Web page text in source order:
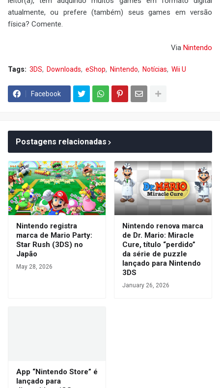
atualmente, ou prefere (também) seus games em versão
física? Comente.
Via Nintendo
Tags: 3DS Downloads eShop Nintendo Notícias Wii U
Facebook
Postagens relacionadas
Nintendo registra
marca de Mario Party:
Star Rush (3DS) no
Japão
May 28, 2026
Nintendo renova marca
de Dr. Mario: Miracle
Cure, título “perdido”
da série de puzzle
lançado para Nintendo
3DS
January 26, 2026
App “Nintendo Store” é
lançado para